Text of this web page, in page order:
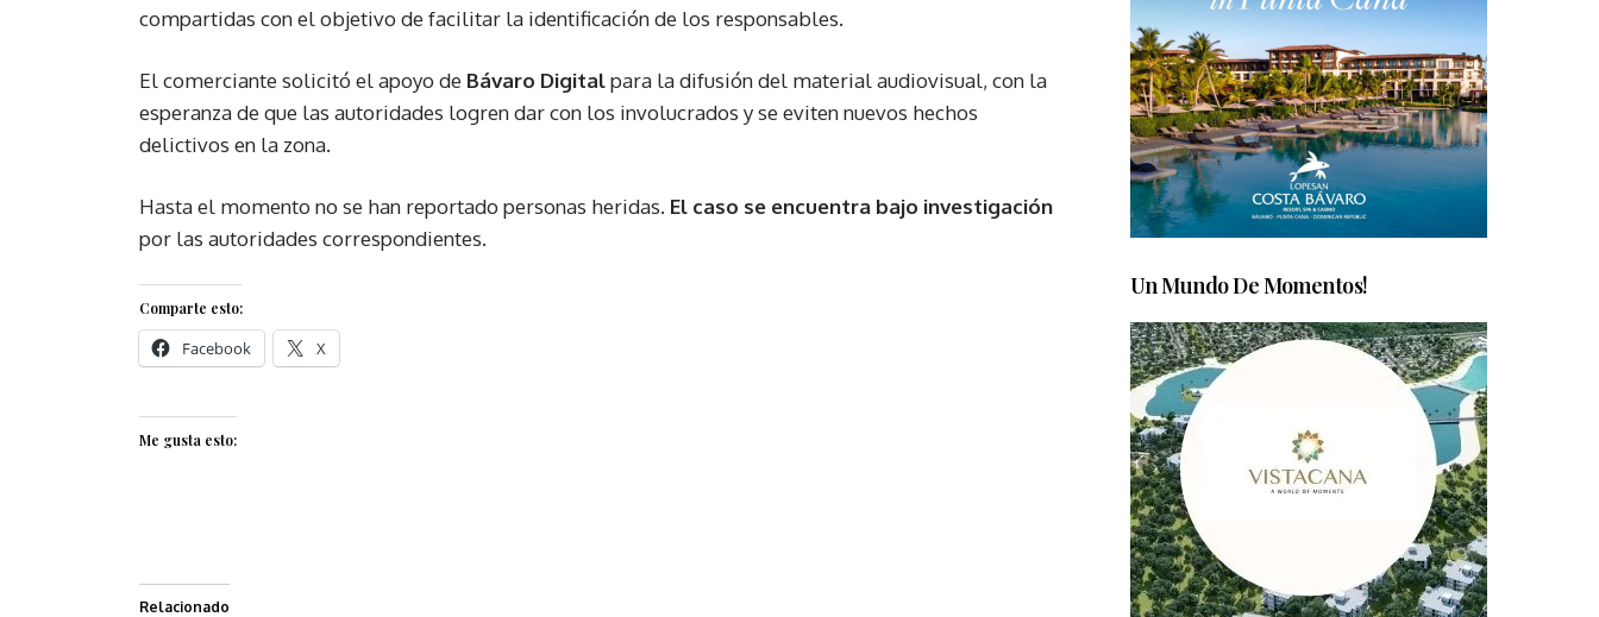
compartidas con el objetivo de facilitar la identificación de los responsables.
El comerciante solicitó el apoyo de Bávaro Digitalpara la difusión del material audiovisual, con la
esperanza de que las autoridades logren dar con los involucrados y se eviten nuevos hechos
delictivos en la zona.
Hasta el momento no se han reportado personas heridas. El caso se encuentra bajo investigación
por las autoridades correspondientes.
Comparte esto:
Facebook X
Me gusta esto:
Relacionado
Un Mundo De Momentos!